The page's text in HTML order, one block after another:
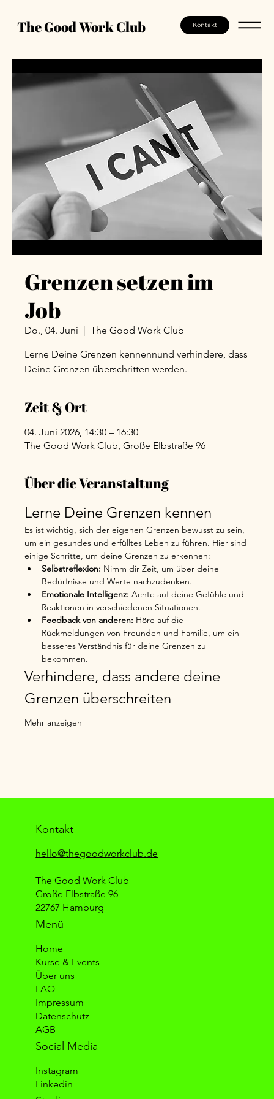
The Good Work Club Kontakt
Grenzen setzen im
Job
Do., 04. Juni
  |
The Good Work Club
Lerne Deine Grenzen kennennund verhindere, dass
Deine Grenzen überschritten werden.
Zeit & Ort
04. Juni 2026, 14:30 – 16:30
The Good Work Club, Große Elbstraße 96
Über die Veranstaltung
Lerne Deine Grenzen kennen
Es ist wichtig, sich der eigenen Grenzen bewusst zu sein,
um ein gesundes und erfülltes Leben zu führen. Hier sind
einige Schritte, um deine Grenzen zu erkennen:
Selbstreflexion: Nimm dir Zeit, um über deine
Bedürfnisse und Werte nachzudenken.
Emotionale Intelligenz: Achte auf deine Gefühle und
Reaktionen in verschiedenen Situationen.
Feedback von anderen: Höre auf die
Rückmeldungen von Freunden und Familie, um ein
besseres Verständnis für deine Grenzen zu
bekommen.
Verhindere, dass andere deine
Grenzen überschreiten
Mehr anzeigen
Kontakt
hello@thegoodworkclub.de
The Good Work Club
Große Elbstraße 96
22767 Hamburg
Menü
Home
Kurse & Events
Über uns
FAQ
Impressum
Datenschutz
AGB
Social Media
Instagram
Linkedin